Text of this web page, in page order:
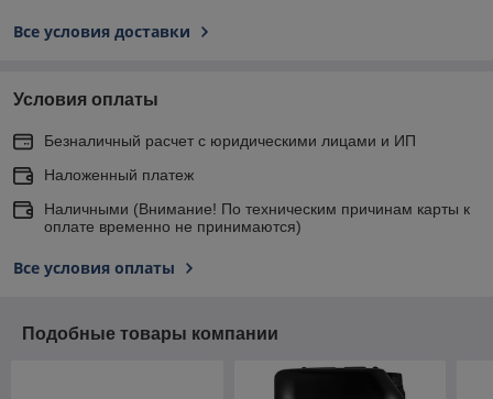
Все условия доставки
Условия оплаты
Безналичный расчет с юридическими лицами и ИП
Наложенный платеж
Наличными (Внимание! По техническим причинам карты к
оплате временно не принимаются)
Все условия оплаты
Подобные товары компании